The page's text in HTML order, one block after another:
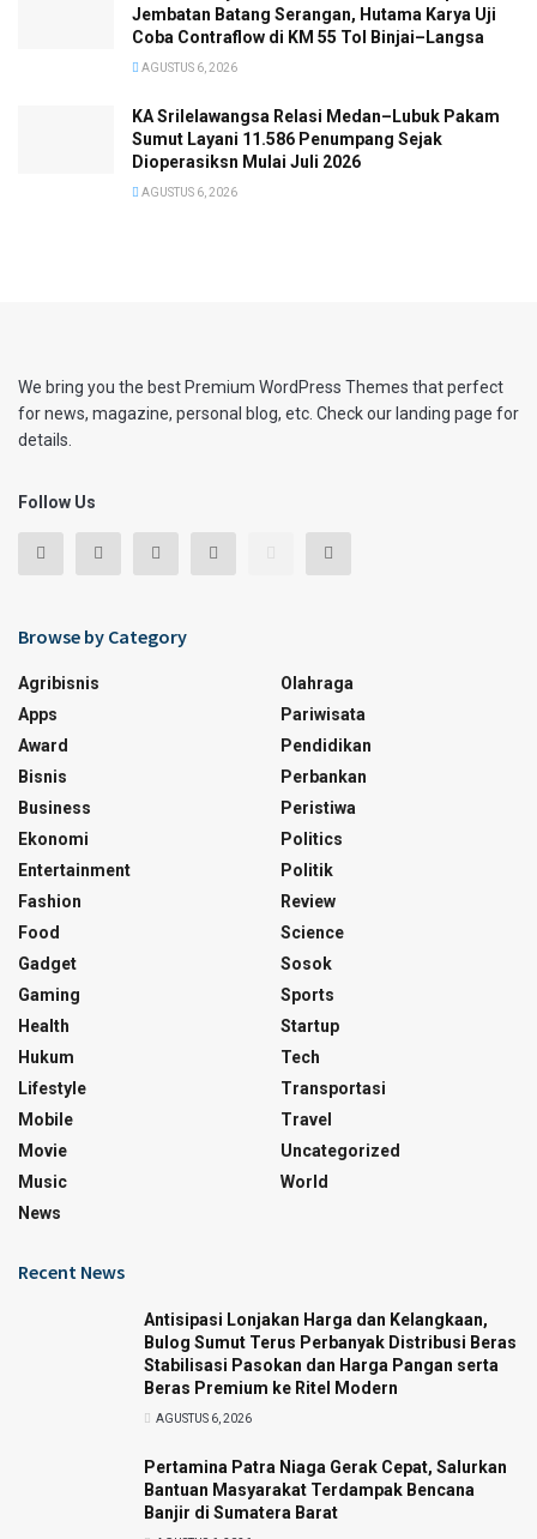
Jembatan Batang Serangan, Hutama Karya Uji
Coba Contraflow di KM 55 Tol Binjai–Langsa
AGUSTUS 6, 2026
KA Srilelawangsa Relasi Medan–Lubuk Pakam
Sumut Layani 11.586 Penumpang Sejak
Dioperasiksn Mulai Juli 2026
AGUSTUS 6, 2026
We bring you the best Premium WordPress Themes that perfect
for news, magazine, personal blog, etc. Check our landing page for
details.
Follow Us
Browse by Category
Agribisnis
Apps
Award
Bisnis
Business
Ekonomi
Entertainment
Fashion
Food
Gadget
Gaming
Health
Hukum
Lifestyle
Mobile
Movie
Music
News
Olahraga
Pariwisata
Pendidikan
Perbankan
Peristiwa
Politics
Politik
Review
Science
Sosok
Sports
Startup
Tech
Transportasi
Travel
Uncategorized
World
Recent News
Antisipasi Lonjakan Harga dan Kelangkaan,
Bulog Sumut Terus Perbanyak Distribusi Beras
Stabilisasi Pasokan dan Harga Pangan serta
Beras Premium ke Ritel Modern
AGUSTUS 6, 2026
Pertamina Patra Niaga Gerak Cepat, Salurkan
Bantuan Masyarakat Terdampak Bencana
Banjir di Sumatera Barat